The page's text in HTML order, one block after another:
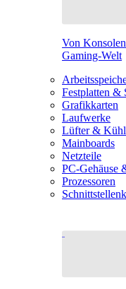
Von
Gaming-Welt
Festplatten &
Grafikkarten
Laufwerke
Lüfter &
Mainboards
Netzteile
PC-Gehäuse
Prozessoren